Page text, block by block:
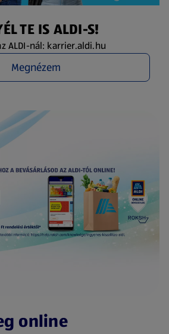
TE IS ALDI-S!
ALDI-nál: karrier.aldi.hu
Megnézem
online